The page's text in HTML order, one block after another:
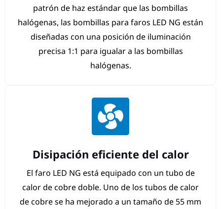
patrón de haz estándar que las bombillas
halógenas, las bombillas para faros LED NG están
diseñadas con una posición de iluminación
precisa 1:1 para igualar a las bombillas
halógenas.
Disipación eficiente del calor
El faro LED NG está equipado con un tubo de
calor de cobre doble. Uno de los tubos de calor
de cobre se ha mejorado a un tamaño de 55 mm